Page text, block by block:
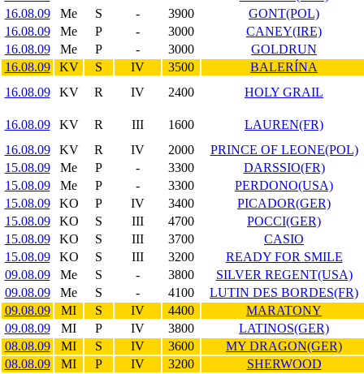
16.08.09
Me S - 3900
GONT(POL)
16.08.09
Me P - 3000
CANEY(IRE)
16.08.09
Me P - 3000
GOLDRUN
16.08.09
KV S IV 3500
BALERÍNA
16.08.09
KV R IV 2400 HOLY GRAIL
16.08.09 KV R III 1600
LAUREN(FR)
16.08.09
KV R IV 2000
PRINCE OF LEONE(POL)
15.08.09
Me P - 3300
DARSSIO(FR)
15.08.09
Me P - 3300
PERDONO(USA)
15.08.09
KO P IV 3400
PICADOR(GER)
15.08.09
KO S III 4700
POCCI(GER)
15.08.09
KO S III 3700
CASIO
15.08.09
KO S III 3200
READY FOR SMILE
09.08.09
Me S - 3800
SILVER REGENT(USA)
09.08.09
Me S - 4100
LUTIN DES BORDES(FR)
09.08.09
MI S IV 4400
MARATONY
09.08.09
MI P IV 3800
LATINOS(GER)
08.08.09
MI S IV 3600
MY DRAGON(GER)
08.08.09
MI P IV 3200
SHERWOOD